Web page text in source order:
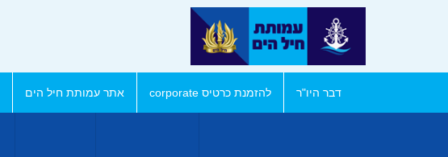
דבר היו"ר להזמנת כרטיס corporate אתר עמותת חיל הים